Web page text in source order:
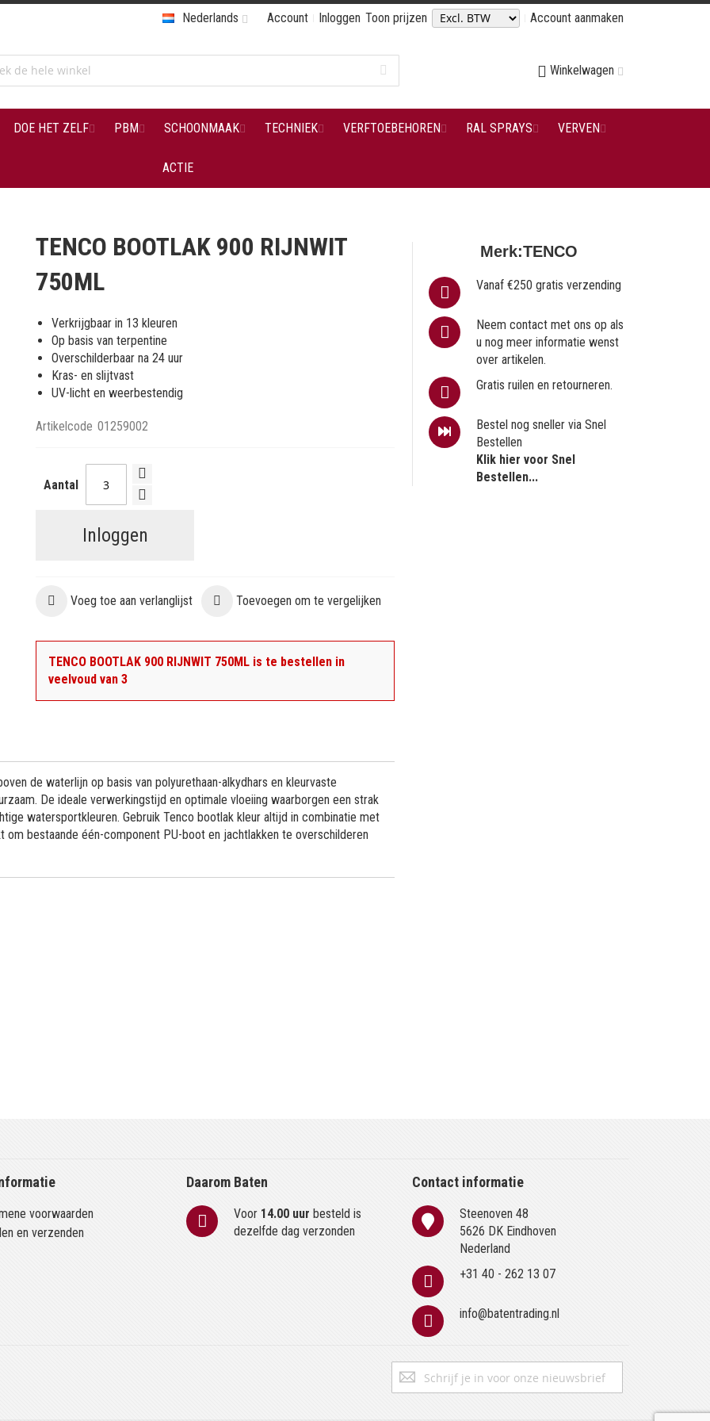
Account Inloggen Toon prijzen Account aanmaken
Nederlands
Winkelwagen
DOE HET ZELF PBM SCHOONMAAK TECHNIEK VERFTOEBEHOREN RAL SPRAYS VERVEN
ACTIE
TENCO BOOTLAK 900 RIJNWIT
750ML
Verkrijgbaar in 13 kleuren
Op basis van terpentine
Overschilderbaar na 24 uur
Kras- en slijtvast
UV-licht en weerbestendig
Artikelcode 01259002
Aantal
Inloggen
Voeg toe aan verlanglijst Toevoegen om te vergelijken
TENCO BOOTLAK 900 RIJNWIT 750ML is te bestellen in
veelvoud van 3
Merk:TENCO
Vanaf €250 gratis verzending
Neem contact met ons op als
u nog meer informatie wenst
over artikelen.
Gratis ruilen en retourneren.
Bestel nog sneller via Snel
Bestellen
Klik hier voor Snel
Bestellen...
de waterlijn op basis van polyurethaan-alkydhars en kleurvaste
De ideale verwerkingstijd en optimale vloeiing waarborgen een strak
watersportkleuren. Gebruik Tenco bootlak kleur altijd in combinatie met
bestaande één-component PU-boot en jachtlakken te overschilderen
voorwaarden
en verzenden
Daarom Baten
Voor 14.00 uur besteld is
dezelfde dag verzonden
Contact informatie
Steenoven 48
5626 DK Eindhoven
Nederland
+31 40 - 262 13 07
info@batentrading.nl
Abonneer